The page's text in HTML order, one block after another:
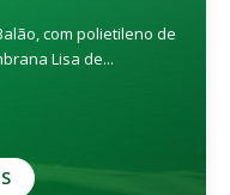
com polietileno de
Lisa de...